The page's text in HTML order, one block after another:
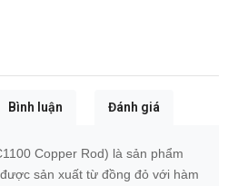
Bình luận Đánh giá
Copper Rod) là sản phẩm
sản xuất từ đồng đỏ với hàm